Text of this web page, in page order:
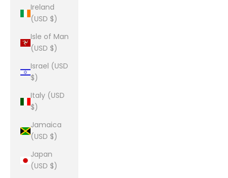
Ireland
(USD $)
Isle of Man
(USD $)
Israel (USD
$)
Italy (USD
$)
Jamaica
(USD $)
Japan
(USD $)